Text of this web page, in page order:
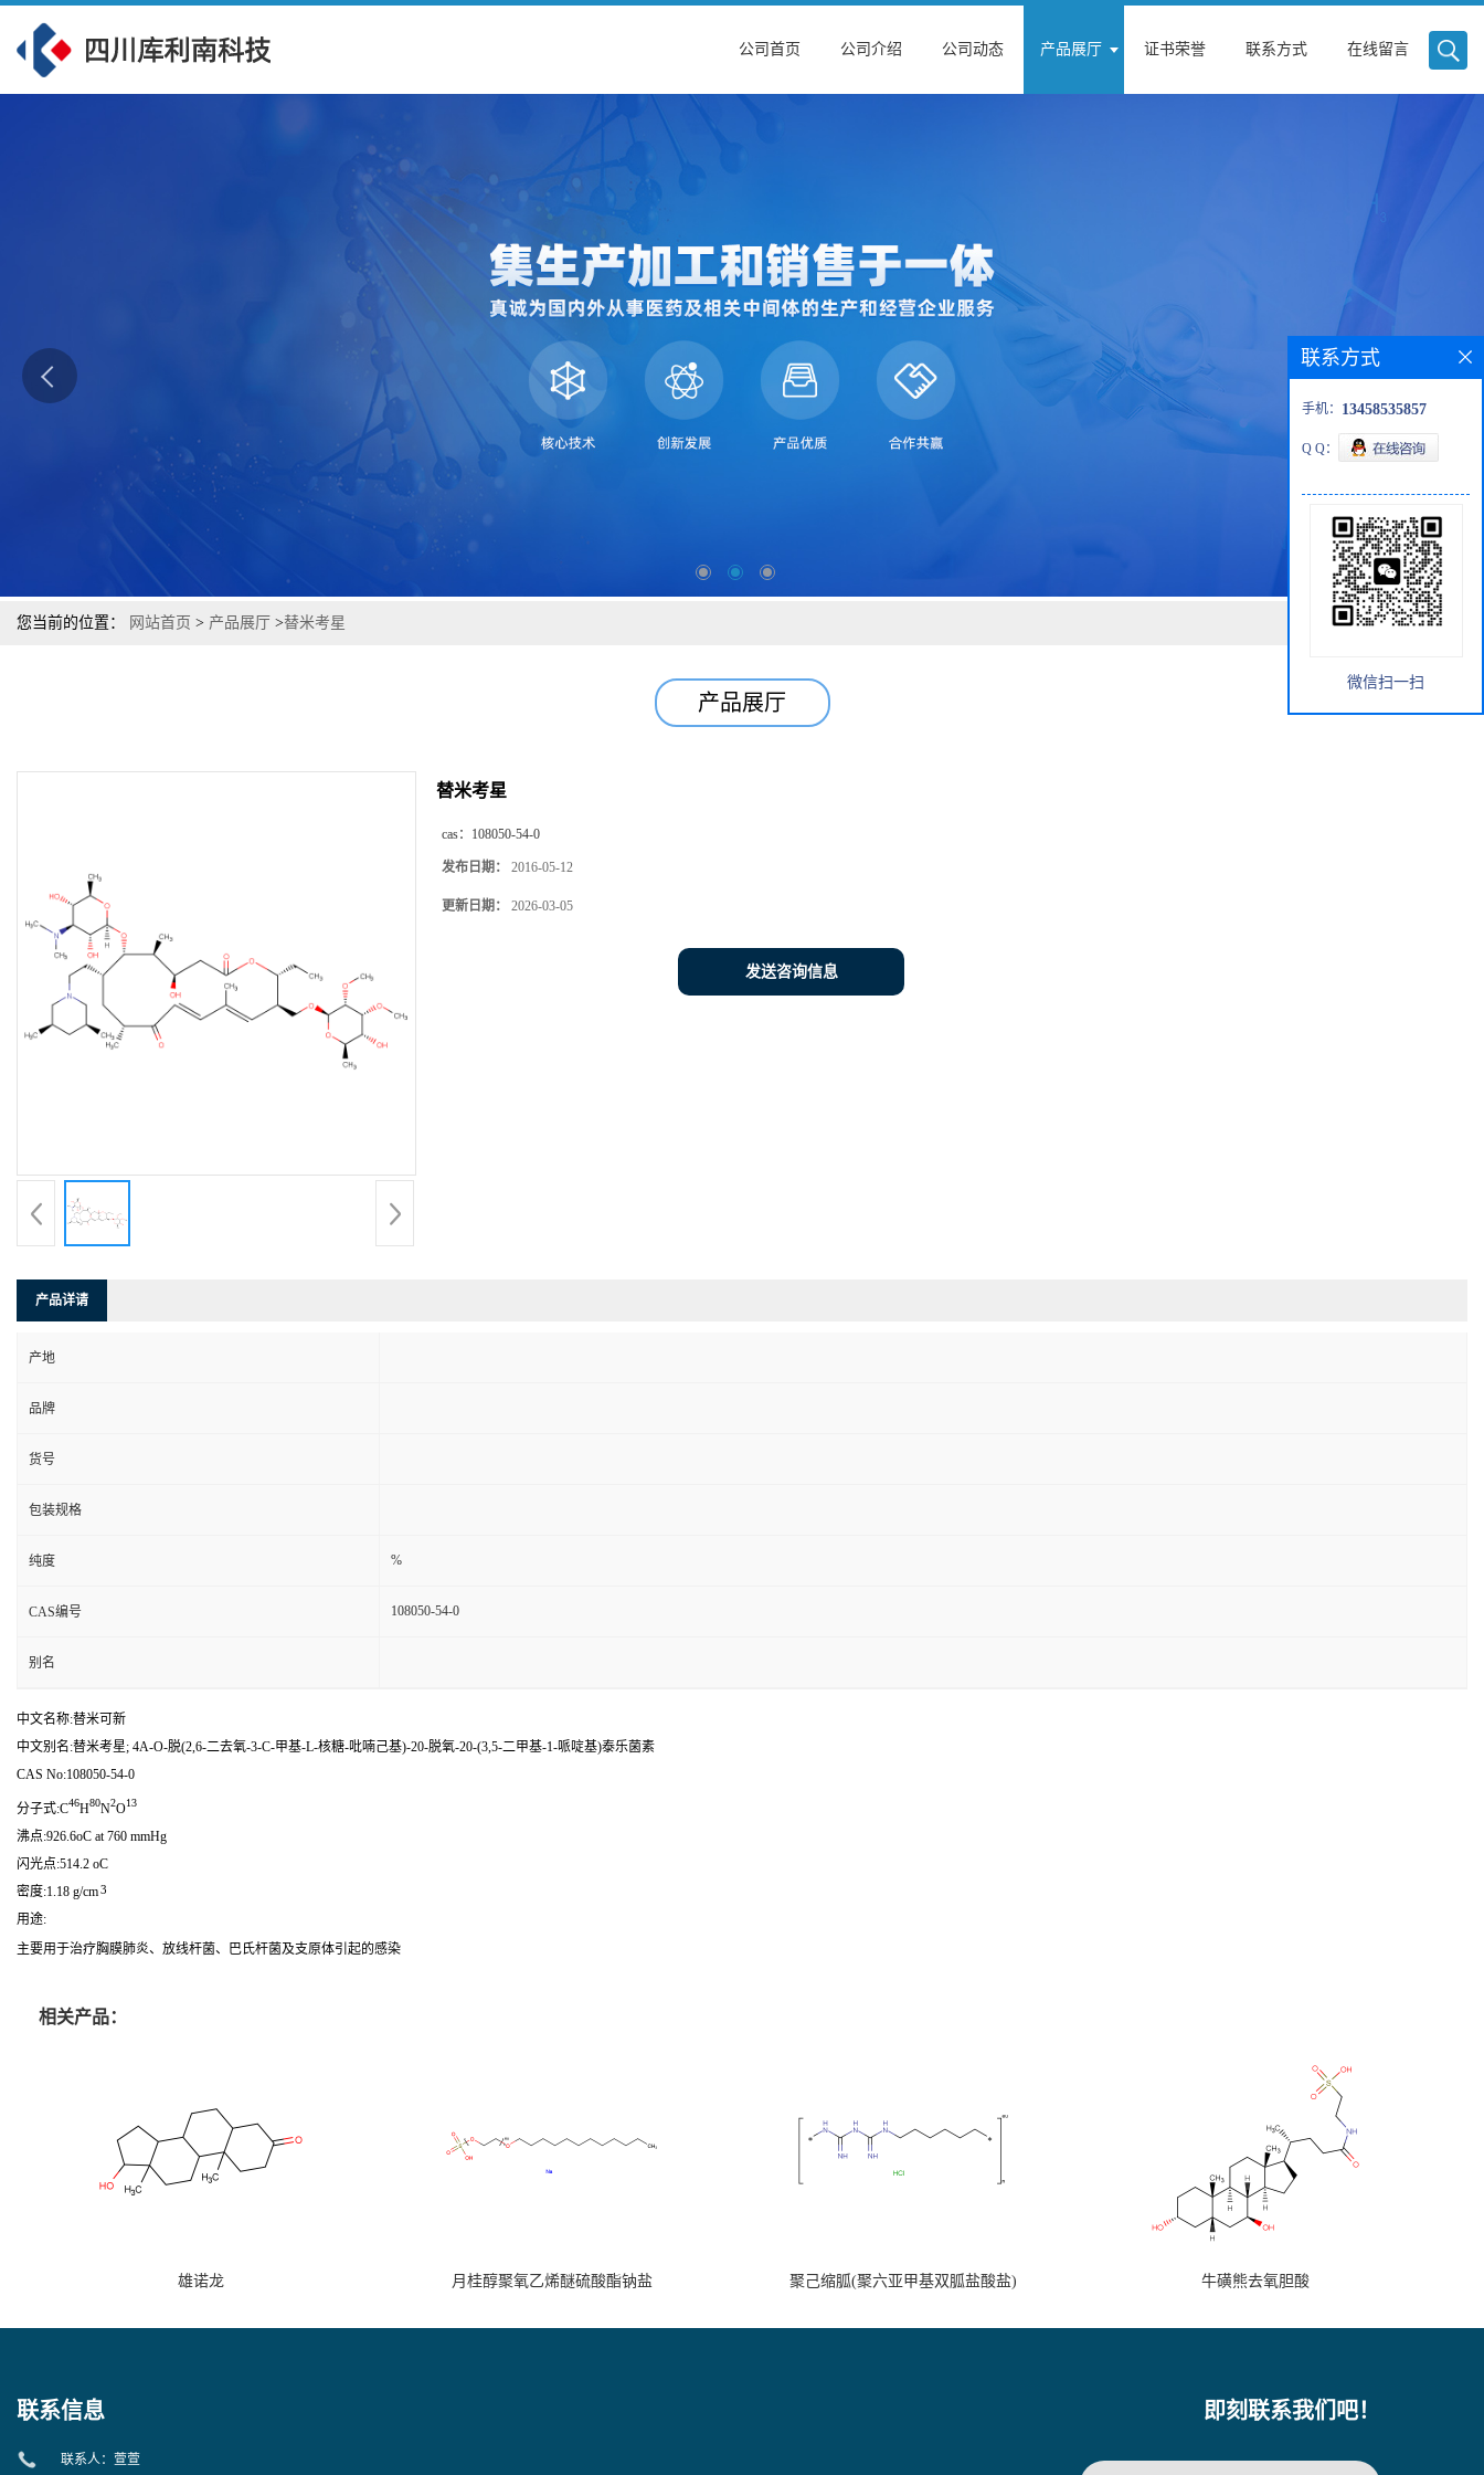
公司首页 公司介绍 公司动态 产品展厅 证书荣誉 联系方式 在线留言
您当前的位置： 网站首页 > 产品展厅 >替米考星
产品展厅
替米考星
cas： 108050-54-0
发布日期： 2016-05-12
更新日期： 2026-03-05
发送咨询信息
产品详请
产地
品牌
货号
包装规格
纯度 %
CAS编号 108050-54-0
别名
中文名称:替米可新
中文别名:替米考星; 4A-O-脱(2,6-二去氧-3-C-甲基-L-核糖-吡喃己基)-20-脱氧-20-(3,5-二甲基-1-哌啶基)泰乐菌素
CAS No:108050-54-0
分子式:C46H80N2O13
沸点:926.6oC at 760 mmHg
闪光点:514.2 oC
密度:1.18 g/cm3
用途:
主要用于治疗胸膜肺炎、放线杆菌、巴氏杆菌及支原体引起的感染
相关产品：
雄诺龙 月桂醇聚氧乙烯醚硫酸酯钠盐 聚己缩胍(聚六亚甲基双胍盐酸盐) 牛磺熊去氧胆酸
联系方式
手机： 13458535857
Q Q：
微信扫一扫
联系信息
联系人：萱萱
即刻联系我们吧！